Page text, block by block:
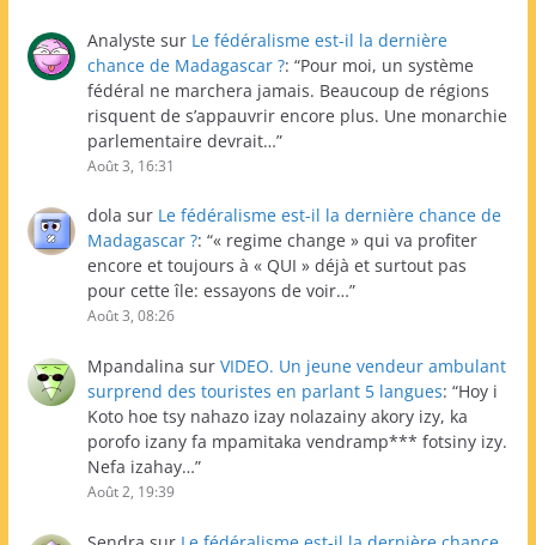
Analyste sur Le fédéralisme est-il la dernière
chance de Madagascar ?: “Pour moi, un système
fédéral ne marchera jamais. Beaucoup de régions
risquent de s’appauvrir encore plus. Une monarchie
parlementaire devrait…”
Août 3, 16:31
dola sur Le fédéralisme est-il la dernière chance de
Madagascar ?: “« regime change » qui va profiter
encore et toujours à « QUI » déjà et surtout pas
pour cette île: essayons de voir…”
Août 3, 08:26
Mpandalina sur VIDEO. Un jeune vendeur ambulant
surprend des touristes en parlant 5 langues: “Hoy i
Koto hoe tsy nahazo izay nolazainy akory izy, ka
porofo izany fa mpamitaka vendramp*** fotsiny izy.
Nefa izahay…”
Août 2, 19:39